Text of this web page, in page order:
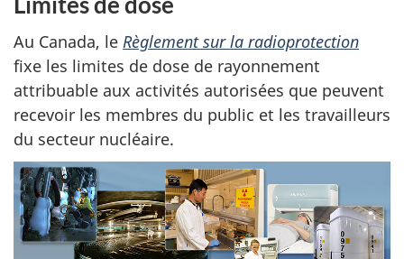
d
u
t
a
b
l
2
Au Canada, le Règlement sur la radioprotection
fixe les limites de dose de rayonnement
attribuable aux activités autorisées que peuvent
recevoir les membres du public et les travailleurs
du secteur nucléaire.